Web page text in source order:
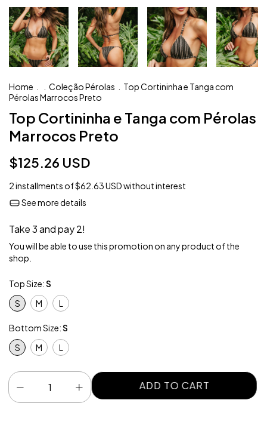
Home Coleção Pérolas
Top Cortininha e Tanga com
Pérolas Marrocos Preto
Top Cortininha e Tanga com Pérolas
Marrocos Preto
$125.26 USD
2installments of$62.63 USDwithout interest
See more details
Take 3 and pay 2!
You will be able to use this promotion on any product of the
shop.
Top Size:S
S
M L
Bottom Size:S
S
M L